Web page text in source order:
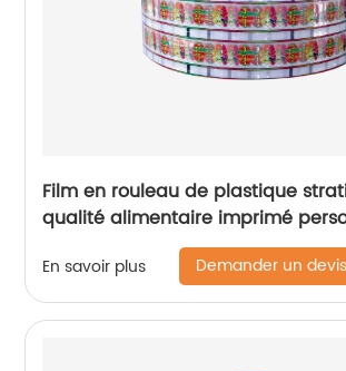
Film en rouleau de plastique
qualité alimentaire imprimé
En savoir plus Demander un devis